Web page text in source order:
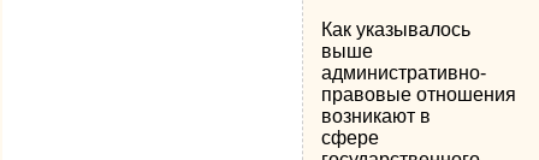
Как указывалось
выше
административно-
правовые отношения
возникают в
сфере